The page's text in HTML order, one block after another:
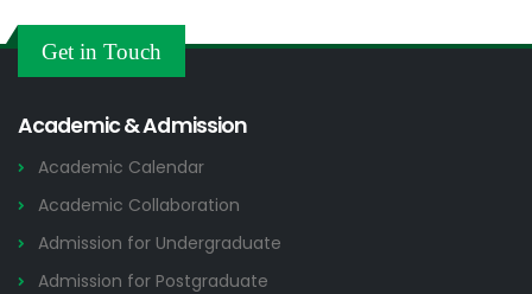
Get in Touch
Academic & Admission
Academic Calendar
Academic Collaboration
Admission for Undergraduate
Admission for Postgraduate